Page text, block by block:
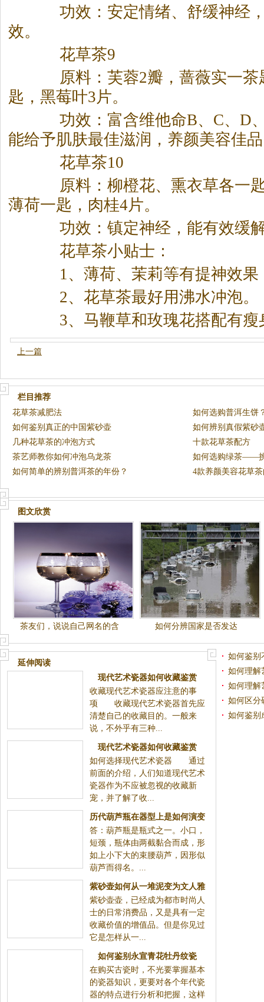
功效：安定情绪、舒缓神经，
效。
花草茶9
原料：芙蓉2瓣，蔷薇实一茶
匙，黑莓叶3片。
功效：富含维他命B、C、D
能给予肌肤最佳滋润，养颜美容佳
花草茶10
原料：柳橙花、熏衣草各一匙
薄荷一匙，肉桂4片。
功效：镇定神经，能有效缓解
花草茶小贴士：
1、薄荷、茉莉等有提神效果
2、花草茶最好用沸水冲泡。
3、马鞭草和玫瑰花搭配有瘦
上一篇
栏目推荐
花草茶减肥法
如何选购普洱生饼
如何鉴别真正的中国紫砂壶
如何辨别真假紫砂
壶
几种花草茶的冲泡方式
十款花草茶配方
茶艺师教你如何冲泡乌龙茶
如何选购绿茶——
如何简单的辨别普洱茶的年份？
4款养颜美容花草
图文欣赏
茶友们，说说自己网名的含
义，如何?
如何分辨国家是否发达
延伸阅读
现代艺术瓷器如何收藏鉴赏
（二）
收藏现代艺术瓷器应注意的事
项 收藏现代艺术瓷器首先应
清楚自己的收藏目的。一般来
说，不外乎有三种...
现代艺术瓷器如何收藏鉴赏
（三）
如何选择现代艺术瓷器 通过
前面的介绍，人们知道现代艺术
瓷器作为不应被忽视的收藏新
宠，并了解了收...
历代葫芦瓶在器型上是如何演变
的
答：葫芦瓶是瓶式之一。小口，
短颈，瓶体由两截黏合而成，形
如上小下大的束腰葫芦，因形似
葫芦而得名。...
紫砂壶如何从一堆泥变为文人雅
士热烈追求的藏品
紫砂壶壶，已经成为都市时尚人
士的日常消费品，又是具有一定
收藏价值的增值品。但是你见过
它是怎样从一...
如何鉴别永宣青花牡丹纹瓷
在购买古瓷时，不光要掌握基本
的瓷器知识，更要对各个年代瓷
器的特点进行分析和把握，这样
如何鉴别
如何理解
如何理解
如何区分
如何鉴别